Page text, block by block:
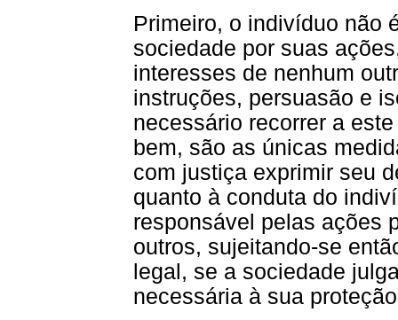
Primeiro, o indivíduo não
sociedade por suas
interesses de nenhum
instruções, persuasão e
necessário recorrer a
bem, são as únicas
com justiça exprimir seu
quanto à conduta do
responsável pelas ações
outros, sujeitando-se
legal, se a sociedade
necessária à sua